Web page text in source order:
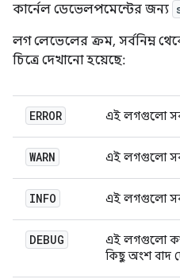
কার্নেল ডেভেলপমেন্টের জন্য
লগ লেভেলের ক্রম, সর্বনিম্ন
চিত্রে দেখানো হয়েছে:
ERROR এই লগগুলো
WARN এই লগগুলো
INFO এই লগগুলো
DEBUG
এই লগগুলো
কিছু অংশ বাদ